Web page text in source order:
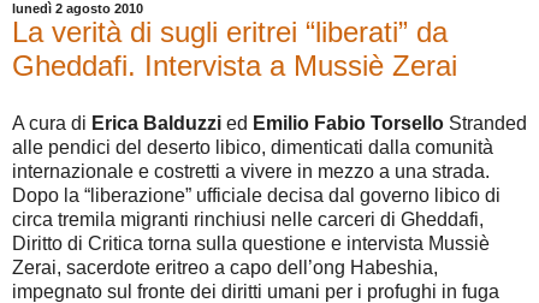
lunedì 2 agosto 2010
La verità di sugli eritrei “liberati” da
Gheddafi. Intervista a Mussiè Zerai
A cura di Erica Balduzzi ed Emilio Fabio Torsello Stranded
alle pendici del deserto libico, dimenticati dalla comunità
internazionale e costretti a vivere in mezzo a una strada.
Dopo la “liberazione” ufficiale decisa dal governo libico di
circa tremila migranti rinchiusi nelle carceri di Gheddafi,
Diritto di Critica torna sulla questione e intervista Mussiè
Zerai, sacerdote eritreo a capo dell’ong Habeshia,
impegnato sul fronte dei diritti umani per i profughi in fuga